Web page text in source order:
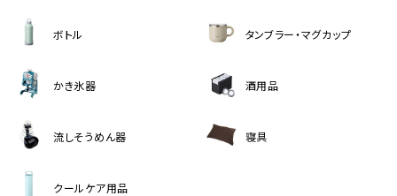
ボトル タンブラー・マグカップ
かき氷器 酒用品
流しそうめん器 寝具
クールケア用品